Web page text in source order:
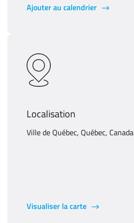
Ajouter au calendrier
Localisation
Ville de Québec, Québec, Canada
Visualiser la carte